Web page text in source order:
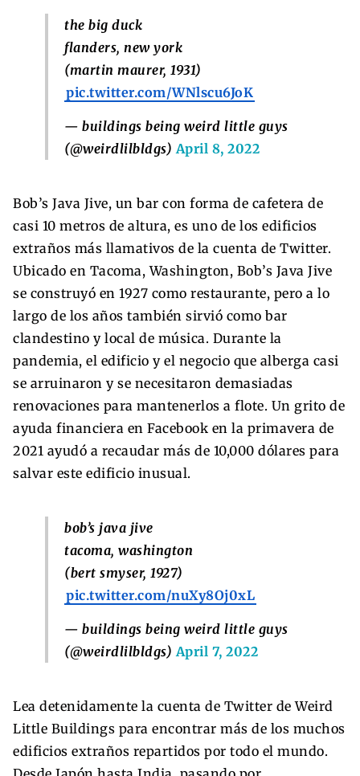
the big duck
flanders, new york
(martin maurer, 1931)
pic.twitter.com/WNlscu6JoK
— buildings being weird little guys
(@weirdlilbldgs) April 8, 2022
Bob’s Java Jive, un bar con forma de cafetera de
casi 10 metros de altura, es uno de los edificios
extraños más llamativos de la cuenta de Twitter.
Ubicado en Tacoma, Washington, Bob’s Java Jive
se construyó en 1927 como restaurante, pero a lo
largo de los años también sirvió como bar
clandestino y local de música. Durante la
pandemia, el edificio y el negocio que alberga casi
se arruinaron y se necesitaron demasiadas
renovaciones para mantenerlos a flote. Un grito de
ayuda financiera en Facebook en la primavera de
2021 ayudó a recaudar más de 10,000 dólares para
salvar este edificio inusual.
bob’s java jive
tacoma, washington
(bert smyser, 1927)
pic.twitter.com/nuXy8Oj0xL
— buildings being weird little guys
(@weirdlilbldgs) April 7, 2022
Lea detenidamente la cuenta de Twitter de Weird
Little Buildings para encontrar más de los muchos
edificios extraños repartidos por todo el mundo.